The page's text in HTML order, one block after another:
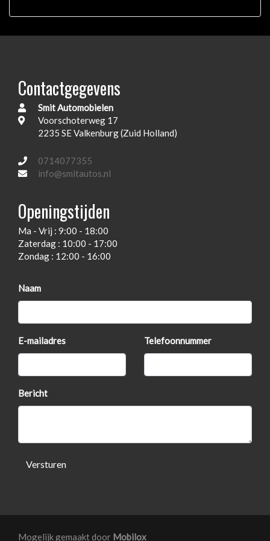
Interieur
Bagage-scheidingsnet
Houtafwerking interieur
Lederen bekleding
Stuur leder
Voorstoelen en achterbank verwarmd
Voorstoelen verwarmd
Contactgegevens
Smit Automobielen
Voorschoterweg 17
2235 SE Valkenburg (Zuid Holland)
0714077355
info@smitautos.nl
Openingstijden
Ma - Vrij : 9:00 - 18:00
Zaterdag : 10:00 - 17:00
Zondag : 12:00 - 16:00
Naam
E-mailadres Telefoonnummer
Bericht
Versturen
Mogelijk gemaakt door Mobilox